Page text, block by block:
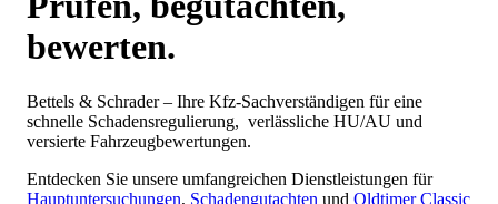
bewerten.
Bettels & Schrader – Ihre Kfz-Sachverständigen für eine
schnelle Schadensregulierung, verlässliche HU/AU und
versierte Fahrzeugbewertungen.
Entdecken Sie unsere umfangreichen Dienstleistungen für
Hauptuntersuchungen, Schadengutachten und Oldtimer Classic